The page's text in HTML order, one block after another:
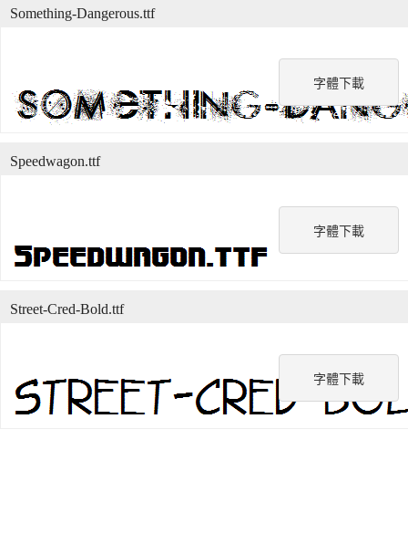
字體下載
Something-Dangerous.ttf
字體下載
Speedwagon.ttf
字體下載
Street-Cred-Bold.ttf